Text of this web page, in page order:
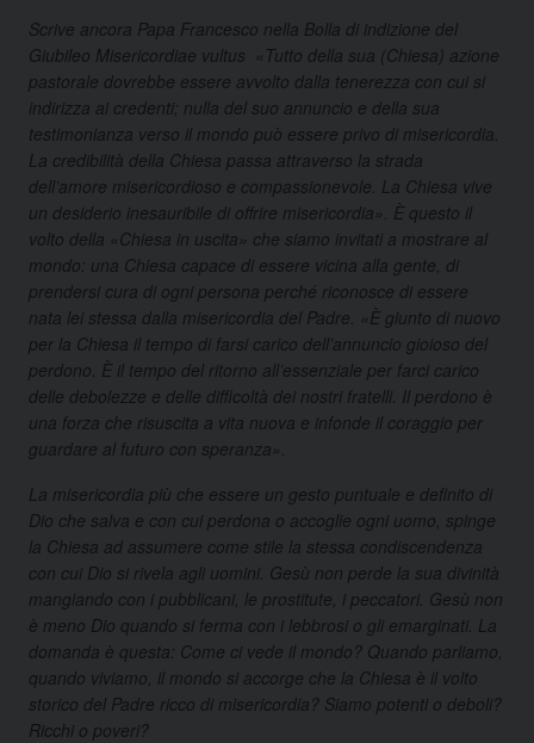
Scrive ancora Papa Francesco nella Bolla di indizione del
Giubileo Misericordiae vultus «Tutto della sua (Chiesa) azione
pastorale dovrebbe essere avvolto dalla tenerezza con cui si
indirizza ai credenti; nulla del suo annuncio e della sua
testimonianza verso il mondo può essere privo di misericordia.
La credibilità della Chiesa passa attraverso la strada
dell’amore misericordioso e compassionevole. La Chiesa vive
un desiderio inesauribile di offrire misericordia». È questo il
volto della «Chiesa in uscita» che siamo invitati a mostrare al
mondo: una Chiesa capace di essere vicina alla gente, di
prendersi cura di ogni persona perché riconosce di essere
nata lei stessa dalla misericordia del Padre. «È giunto di nuovo
per la Chiesa il tempo di farsi carico dell’annuncio gioioso del
perdono. È il tempo del ritorno all’essenziale per farci carico
delle debolezze e delle difficoltà dei nostri fratelli. Il perdono è
una forza che risuscita a vita nuova e infonde il coraggio per
guardare al futuro con speranza».
La misericordia più che essere un gesto puntuale e definito di
Dio che salva e con cui perdona o accoglie ogni uomo, spinge
la Chiesa ad assumere come stile la stessa condiscendenza
con cui Dio si rivela agli uomini. Gesù non perde la sua divinità
mangiando con i pubblicani, le prostitute, i peccatori. Gesù non
è meno Dio quando si ferma con i lebbrosi o gli emarginati. La
domanda è questa: Come ci vede il mondo? Quando parliamo,
quando viviamo, il mondo si accorge che la Chiesa è il volto
storico del Padre ricco di misericordia? Siamo potenti o deboli?
Ricchi o poveri?